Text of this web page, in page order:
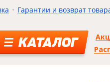
Гарантии и возврат
КАТАЛОГ